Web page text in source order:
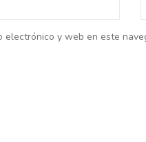
electrónico y web en este